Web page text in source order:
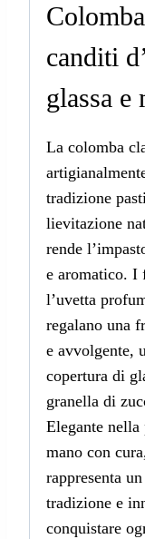
canditi
glassa e
La colomba
tradizione
lievitazione
rende
e aromatico. I
l’uvetta
regalano una
e avvolgente,
copertura di
granella di
Elegante nella
mano con
rappresenta
tradizione e
conquistare